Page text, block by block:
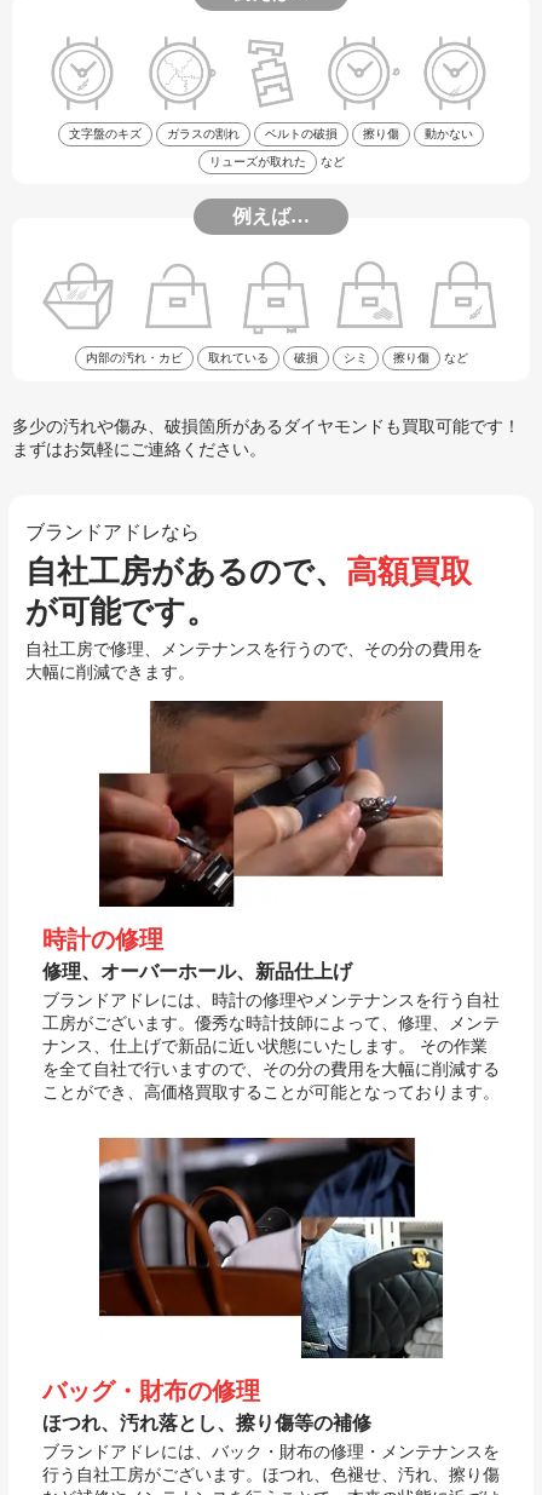
文字盤のキズ ガラスの割れ ベルトの破損 擦り傷 動かない
リューズが取れた など
例えば…
内部の汚れ・カビ 取れている 破損 シミ 擦り傷 など
多少の汚れや傷み、破損箇所があるダイヤモンドも買取可能です！
まずはお気軽にご連絡ください。
ブランドアドレなら
自社工房があるので、 高額買取
が可能です。
自社工房で修理、メンテナンスを行うので、その分の費用を
大幅に削減できます。
時計の修理
修理、オーバーホール、新品仕上げ
ブランドアドレには、時計の修理やメンテナンスを行う自社
工房がございます。優秀な時計技師によって、修理、メンテ
ナンス、仕上げで新品に近い状態にいたします。 その作業
を全て自社で行いますので、その分の費用を大幅に削減する
ことができ、高価格買取することが可能となっております。
バッグ・財布の修理
ほつれ、汚れ落とし、擦り傷等の補修
ブランドアドレには、バック・財布の修理・メンテナンスを
行う自社工房がございます。ほつれ、色褪せ、汚れ、擦り傷